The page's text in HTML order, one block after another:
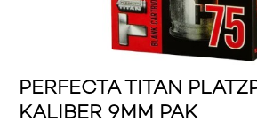
PERFECTA TITAN
KALIBER 9MM PAK